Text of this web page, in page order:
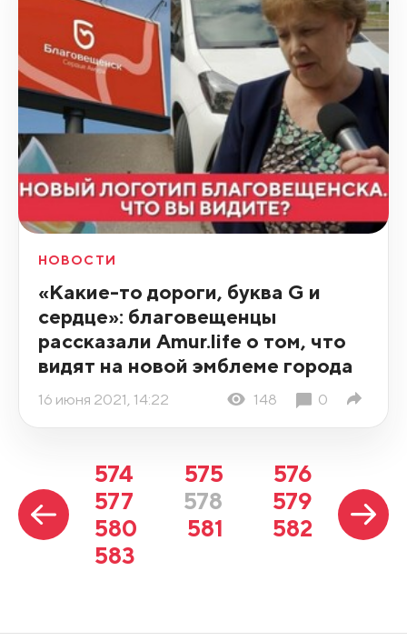
НОВОСТИ
«Какие-то дороги, буква G и
сердце»: благовещенцы
рассказали Amur.life о том, что
видят на новой эмблеме города
16 июня 2021, 14:22 148 0
574 575
576
577
578
579
580
581
582
583